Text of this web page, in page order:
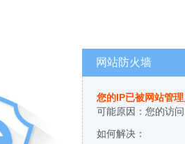
网站防火墙
您的IP已被网站管
可能原因：您的访
如何解决：